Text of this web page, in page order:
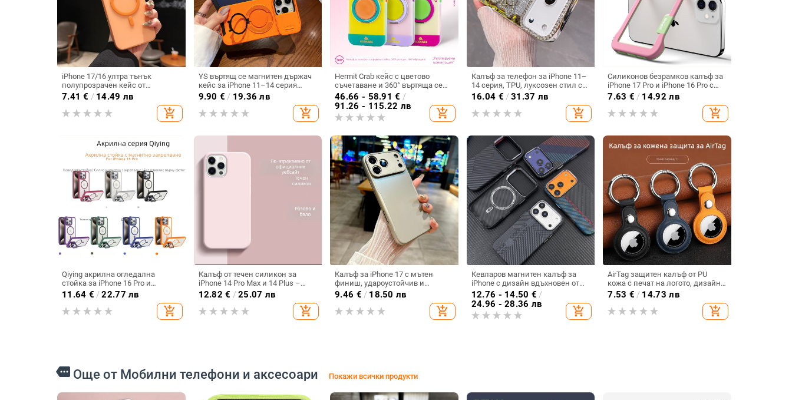
iPhone 17/16 ултра тънък
полупрозрачен кейс от
поликарбонат, с матирана
повърхност, усещане за кожа,
ударозащита и магнитно
7.41 € / 14.49 лв
add_shopping_cart
YS въртящ се магнитен държач
кейс за iPhone 11–14 серия
(Pro/Pro Max) — TPU+PC,
удароустойчив, охлаждане, анти
отпечатъци
9.90 € / 19.36 лв
add_shopping_cart
Hermit Crab кейс с цветово
съчетаване и 360° въртяща се
скоба за iPhone 17 и iPhone 16
Pro Max
46.66 - 58.91 € /
91.26 - 115.22 лв
add_shopping_cart
Калъф за телефон за iPhone 11–
14 серия, TPU, луксозен стил с
пеперуда, диамантено
инкрустиране и
електроплатиране,
удароустойчив, анти отпечатъци
16.04 € /31.37 лв
add_shopping_cart
Силиконов безрамков калъф за
iPhone 17 Pro и iPhone 16 Pro с
отвори за вентилация и
охлаждане
7.63 € / 14.92 лв
add_shopping_cart
Qiying акрилна огледална
стойка за iPhone 16 Pro и
MagSafe магнитен калъф за
iPhone 14 Pro
11.64 € /22.77 лв
add_shopping_cart
Калъф от течен силикон за
iPhone 14 Pro Max и 14 Plus –
пълна защита и удароустойчив
12.82 € /25.07 лв
add_shopping_cart
Калъф за iPhone 17 с мътен
финиш, удароустойчив и
антиотпечатък, тънък профил
9.46 € / 18.50 лв
add_shopping_cart
Кевларов магнитен калъф за
iPhone с дизайн вдъхновен от
трасета, удароустойчив и
антиотпечатъчен
12.76 - 14.50 € /
24.96 - 28.36 лв
add_shopping_cart
AirTag защитен калъф от PU
кожа с печат на логото, дизайн
с единичен прорез,
персонализируем, анти-износ и
анти-спад
7.53 € / 14.73 лв
add_shopping_cart
more Още от Мобилни телефони и аксесоари Покажи всички продукти